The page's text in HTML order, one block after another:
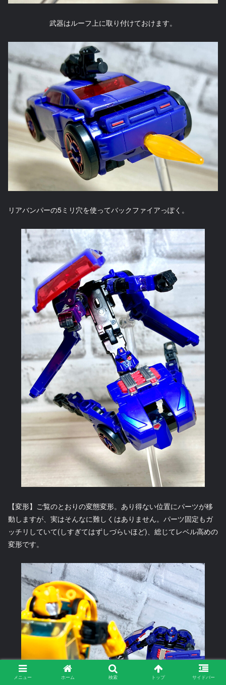
武器はルーフ上に取り付けておけます。
リアバンパーの5ミリ穴を使ってバックファイアっぽく。
【変形】ご覧のとおりの変態変形。あり得ない位置にパーツが移
動しますが、実はそんなに難しくはありません。パーツ固定もガ
ッチリしていて(しすぎてはずしづらいほど)、総じてレベル高めの
変形です。
メニュー ホーム 検索 トップ サイドバー